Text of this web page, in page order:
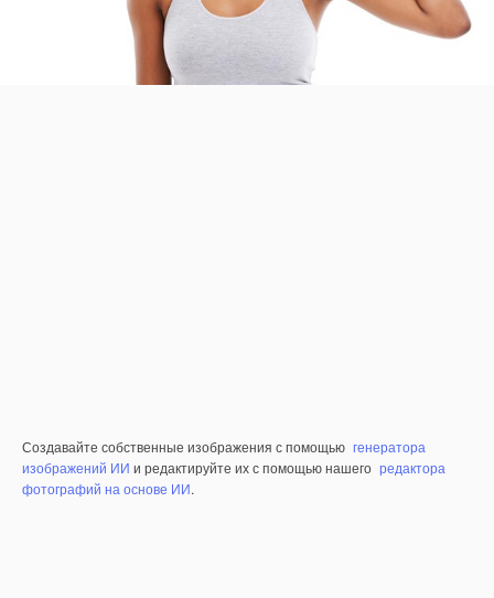
Создавайте собственные изображения с помощью генератора
изображений ИИ и редактируйте их с помощью нашего редактора
фотографий на основе ИИ.